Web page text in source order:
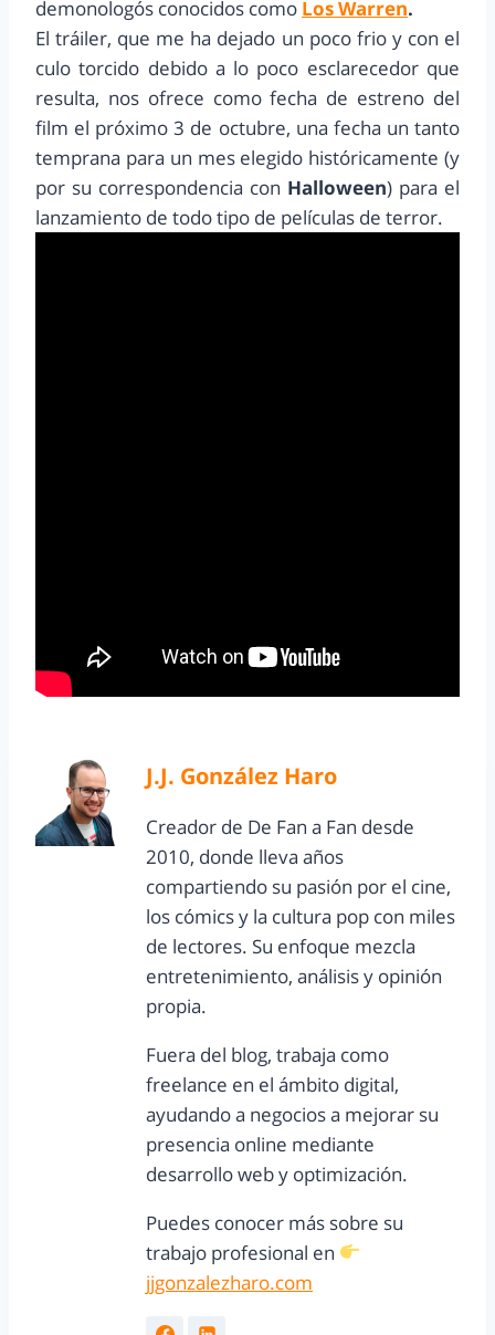
demonologós conocidos como Los Warren.
El tráiler, que me ha dejado un poco frio y con el
culo torcido debido a lo poco esclarecedor que
resulta, nos ofrece como fecha de estreno del
film el próximo 3 de octubre, una fecha un tanto
temprana para un mes elegido históricamente (y
por su correspondencia con Halloween) para el
lanzamiento de todo tipo de películas de terror.
J.J. González Haro
Creador de De Fan a Fan desde
2010, donde lleva años
compartiendo su pasión por el cine,
los cómics y la cultura pop con miles
de lectores. Su enfoque mezcla
entretenimiento, análisis y opinión
propia.
Fuera del blog, trabaja como
freelance en el ámbito digital,
ayudando a negocios a mejorar su
presencia online mediante
desarrollo web y optimización.
Puedes conocer más sobre su
trabajo profesional en
jjgonzalezharo.com